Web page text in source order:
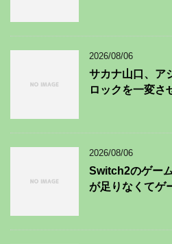
2026/08/06
サカナ山口、ア
ロックを一変さ
2026/08/06
Switch2のゲー
が足りなくてゲ